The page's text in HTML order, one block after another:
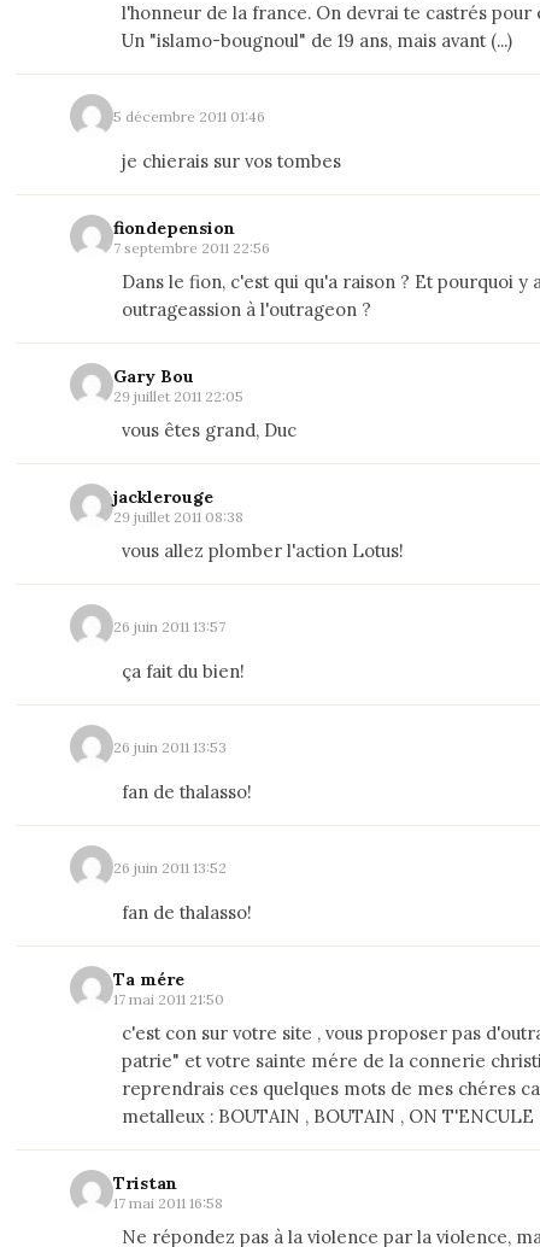
l'honneur de la france. On devrai te castrés pour
Un "islamo-bougnoul" de 19 ans, mais avant (...)
5 décembre 2011 01:46
je chierais sur vos tombes
fiondepension
7 septembre 2011 22:56
Dans le fion, c'est qui qu'a raison ? Et pourquoi y
outrageassion à l'outrageon ?
Gary Bou
29 juillet 2011 22:05
vous êtes grand, Duc
jacklerouge
29 juillet 2011 08:38
vous allez plomber l'action Lotus!
26 juin 2011 13:57
ça fait du bien!
26 juin 2011 13:53
fan de thalasso!
26 juin 2011 13:52
fan de thalasso!
Ta mére
17 mai 2011 21:50
c'est con sur votre site , vous proposer pas
patrie" et votre sainte mére de la connerie
reprendrais ces quelques mots de mes chéres
metalleux : BOUTAIN , BOUTAIN , ON T'ENCULE
Tristan
17 mai 2011 16:58
Ne répondez pas à la violence par la violence,